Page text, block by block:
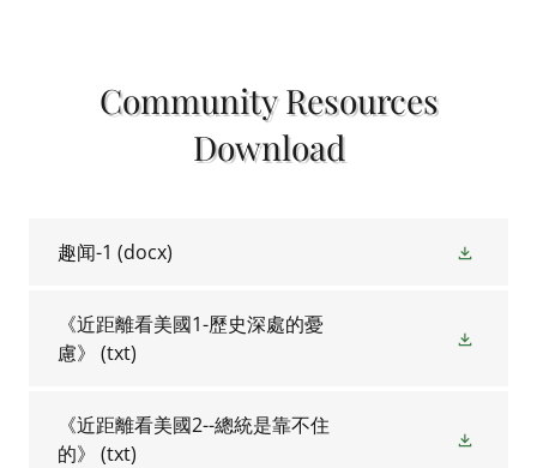
Community Resources
Download
趣闻-1 (docx)
《近距離看美國1-歷史深處的憂
慮》 (txt)
《近距離看美國2--總統是靠不住
的》 (txt)